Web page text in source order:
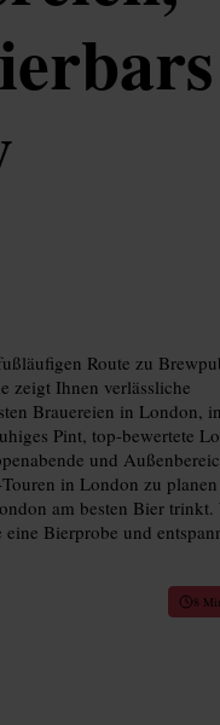
Route zu
zeigt Ihnen verlässliche
Brauereien in London,
Pint, top-bewertete
und
in London zu
am besten Bier
Bierprobe und
8